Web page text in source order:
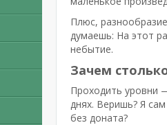
Плюс,
думаешь: На этот
небытие.
Зачем
Проходить уровни
днях. Веришь? Я
без доната?